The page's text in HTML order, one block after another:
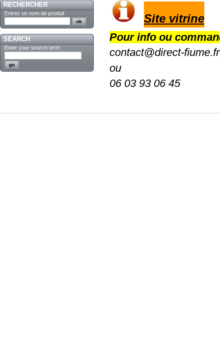
RECHERCHER
Entrez un nom de produit
SEARCH
Enter your search term
Site vitrine
Pour info ou
contact@direct-fiume.fr
ou
06 03 93 06 45